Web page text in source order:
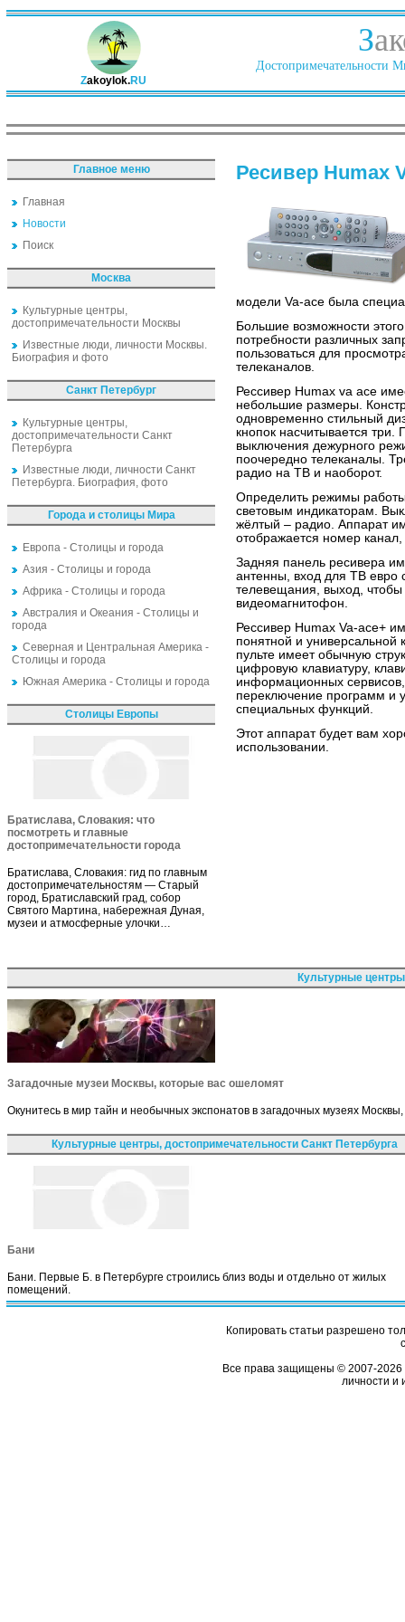
Zakoylok.RU
З
Достопримечательности
Главное меню
Главная
Новости
Поиск
Москва
Культурные центры,
достопримечательности Москвы
Известные люди, личности Москвы.
Биография и фото
Санкт Петербург
Культурные центры,
достопримечательности Санкт
Петербурга
Известные люди, личности Санкт
Петербурга. Биография, фото
Города и столицы Мира
Европа - Столицы и города
Азия - Столицы и города
Африка - Столицы и города
Австралия и Океания - Столицы и
города
Северная и Центральная Америка -
Столицы и города
Южная Америка - Столицы и города
Столицы Европы
Братислава, Словакия: что
посмотреть и главные
достопримечательности города
Братислава, Словакия: гид по главным
достопримечательностям — Старый
город, Братиславский град, собор
Святого Мартина, набережная Дуная,
музеи и атмосферные улочки…
Ресивер Humax
модели Va-ace была
Большие возможности
потребности различных
пользоваться для
телеканалов.
Рессивер Humax va ace
небольшие размеры.
одновременно стильный
кнопок насчитывается три.
выключения дежурного
поочередно телеканалы.
радио на ТВ и наоборот.
Определить режимы
световым индикаторам.
жёлтый – радио. Аппарат
отображается номер
Задняя панель ресивера
антенны, вход для ТВ евро
телевещания, выход, чтобы
видеомагнитофон.
Рессивер Humax Va-ace+
понятной и универсальной
пульте имеет обычную
цифровую клавиатуру,
информационных
переключение программ и
специальных функций.
Этот аппарат будет вам
использовании.
Культурные
Загадочные музеи Москвы, которые вас ошеломят
Окунитесь в мир тайн и необычных экспонатов в загадочных музеях
Культурные центры, достопримечательности Санкт Петербурга
Бани
Бани. Первые Б. в Петербурге строились близ воды и отдельно от жилых
помещений.
Копировать статьи разрешено
Все права защищены © 2007-2026
личности и